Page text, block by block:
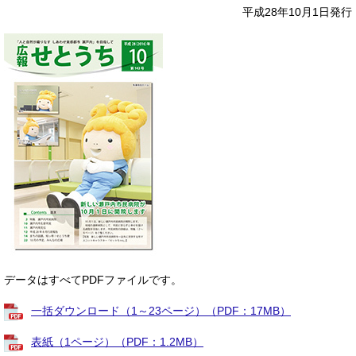
平成28年10月1日発行
データはすべてPDFファイルです。
一括ダウンロード（1～23ページ）（PDF：17MB）
表紙（1ページ）（PDF：1.2MB）